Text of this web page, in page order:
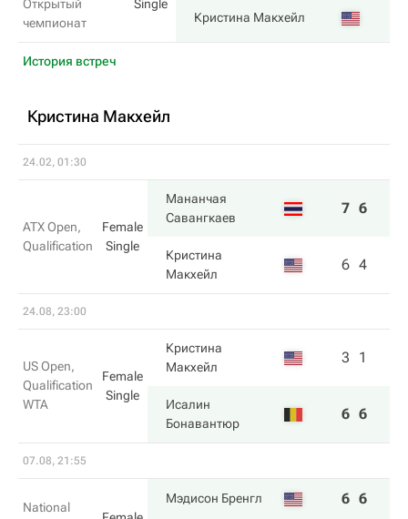
Открытый
чемпионат
Single
Кристина Макхейл
История встреч
Кристина Макхейл
24.02, 01:30
ATX Open,
Qualification
Female
Single
Мананчая
Савангкаев
7 6
Кристина
Макхейл
6 4
24.08, 23:00
US Open,
Qualification
WTA
Female
Single
Кристина
Макхейл
3 1
Исалин
Бонавантюр
6 6
07.08, 21:55
National
Мэдисон Бренгл 6 6